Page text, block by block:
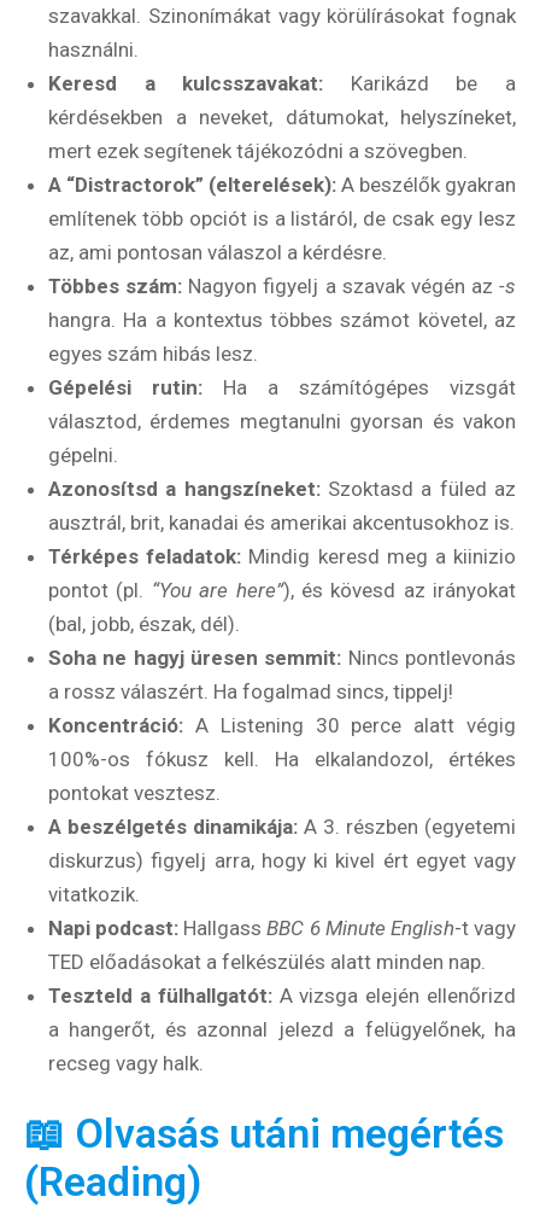
szavakkal. Szinonímákat vagy körülírásokat fognak
használni.
Keresd a kulcsszavakat: Karikázd be a
kérdésekben a neveket, dátumokat, helyszíneket,
mert ezek segítenek tájékozódni a szövegben.
A “Distractorok” (elterelések): A beszélők gyakran
említenek több opciót is a listáról, de csak egy lesz
az, ami pontosan válaszol a kérdésre.
Többes szám: Nagyon figyelj a szavak végén az -s
hangra. Ha a kontextus többes számot követel, az
egyes szám hibás lesz.
Gépelési rutin: Ha a számítógépes vizsgát
választod, érdemes megtanulni gyorsan és vakon
gépelni.
Azonosítsd a hangszíneket:Szoktasd a füled az
ausztrál, brit, kanadai és amerikai akcentusokhoz is.
Térképes feladatok: Mindig keresd meg a kiinizio
pontot (pl. “You are here”), és kövesd az irányokat
(bal, jobb, észak, dél).
Soha ne hagyj üresen semmit: Nincs pontlevonás
a rossz válaszért. Ha fogalmad sincs, tippelj!
Koncentráció: A Listening 30 perce alatt végig
100%-os fókusz kell. Ha elkalandozol, értékes
pontokat vesztesz.
A beszélgetés dinamikája: A 3. részben (egyetemi
diskurzus) figyelj arra, hogy ki kivel ért egyet vagy
vitatkozik.
Napi podcast: HallgassBBC 6 Minute English-t vagy
TED előadásokat a felkészülés alatt minden nap.
Teszteld a fülhallgatót:A vizsga elején ellenőrizd
a hangerőt, és azonnal jelezd a felügyelőnek, ha
recseg vagy halk.
📖 Olvasás utáni megértés
(Reading)